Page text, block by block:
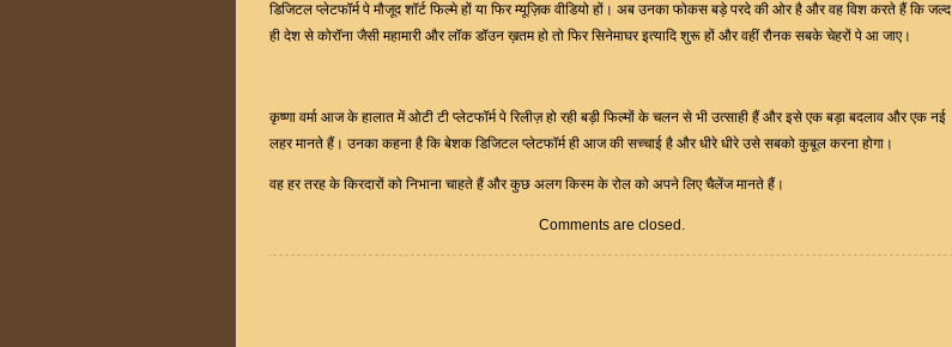
डिजिटल प्लेटफॉर्म पे मौजूद शॉर्ट फिल्मे हों या फिर म्यूज़िक वीडियो हों। अब उनका फोकस बड़े परदे की ओर है और वह विश करते हैं कि जल्द
ही देश से कोरॉना जैसी महामारी और लॉक डॉउन ख़तम हो तो फिर सिनेमाघर इत्यादि शुरू हों और वहीं रौनक सबके चेहरों पे आ जाए।
कृष्णा वर्मा आज के हालात में ओटी टी प्लेटफॉर्म पे रिलीज़ हो रही बड़ी फिल्मों के चलन से भी उत्साही हैं और इसे एक बड़ा बदलाव और एक नई
लहर मानते हैं। उनका कहना है कि बेशक डिजिटल प्लेटफॉर्म ही आज की सच्चाई है और धीरे धीरे उसे सबको कुबूल करना होगा।
वह हर तरह के किरदारों को निभाना चाहते हैं और कुछ अलग किस्म के रोल को अपने लिए चैलेंज मानते हैं।
Comments are closed.